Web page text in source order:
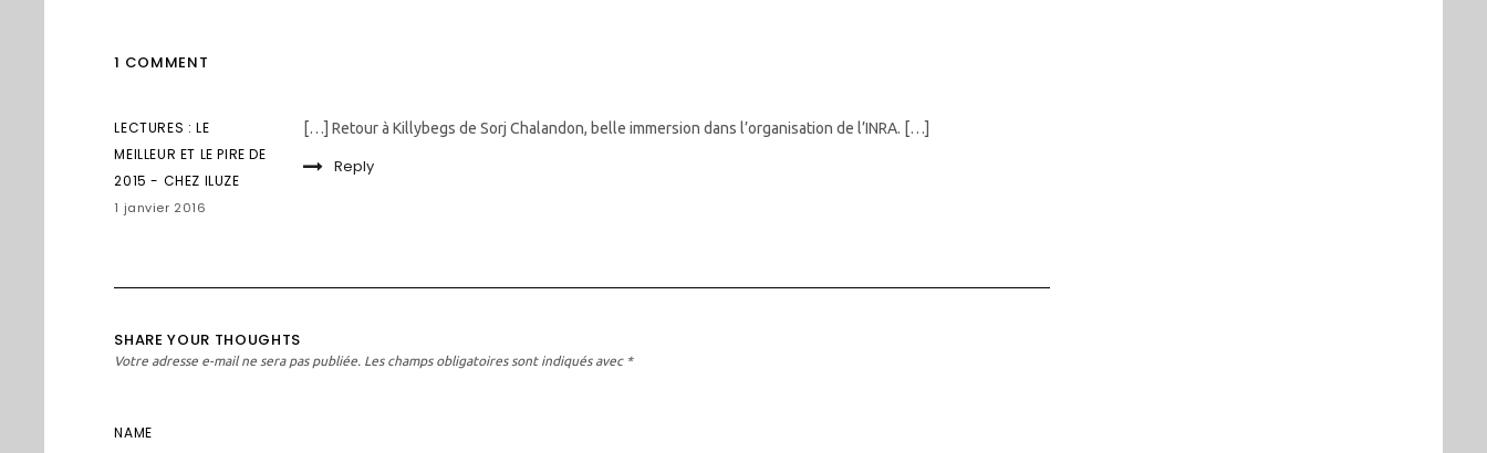
1 COMMENT
LECTURES : LE
MEILLEUR ET LE PIRE DE
2015 - CHEZ ILUZE
1 janvier 2016
[…] Retour à Killybegs de Sorj Chalandon, belle immersion dans l’organisation de l’INRA. […]
Reply
SHARE YOUR THOUGHTS
Votre adresse e-mail ne sera pas publiée. Les champs obligatoires sont indiqués avec *
NAME